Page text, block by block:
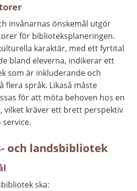
invånarnas önskemål utgör
för biblioteksplaneringen.
karaktär, med ett fyrtital
bland eleverna, indikerar ett
som är inkluderande och
flera språk. Likaså måste
för att möta behoven hos en
vilket kräver ett brett perspektiv
och landsbibliotek
ska: